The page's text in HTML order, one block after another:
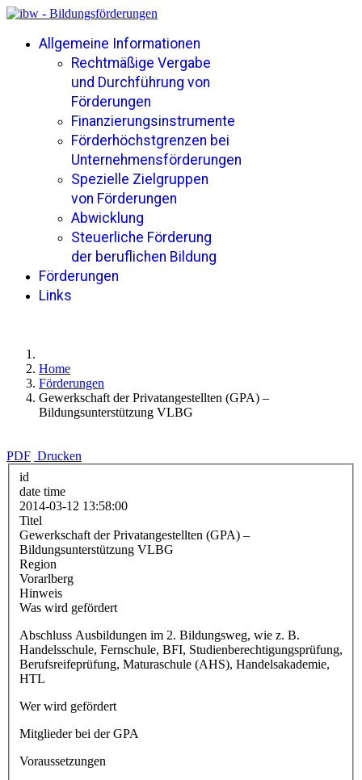
Allgemeine Informationen
Rechtmäßige Vergabe
und Durchführung von
Förderungen
Finanzierungsinstrumente
Förderhöchstgrenzen bei
Unternehmensförderungen
Spezielle Zielgruppen
von Förderungen
Abwicklung
Steuerliche Förderung
der beruflichen Bildung
Förderungen
Links
Home
Förderungen
Gewerkschaft der Privatangestellten (GPA) –
Bildungsunterstützung VLBG
PDF Drucken
id
date time
2014-03-12 13:58:00
Titel
Gewerkschaft der Privatangestellten (GPA) –
Bildungsunterstützung VLBG
Region
Vorarlberg
Hinweis
Was wird gefördert
Abschluss Ausbildungen im 2. Bildungsweg, wie z. B.
Handelsschule, Fernschule, BFI, Studienberechtigungsprüfung,
Berufsreifeprüfung, Maturaschule (AHS), Handelsakademie,
HTL
Wer wird gefördert
Mitglieder bei der GPA
Voraussetzungen